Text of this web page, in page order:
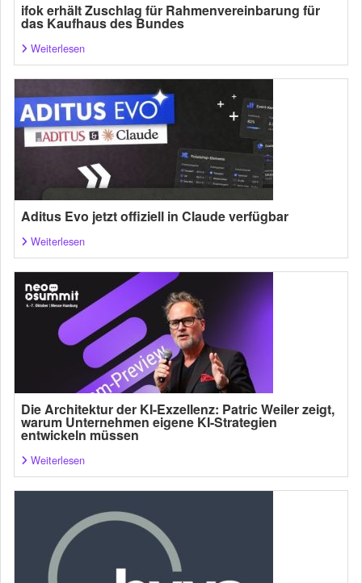
ifok erhält Zuschlag für Rahmenvereinbarung für
das Kaufhaus des Bundes
Weiterlesen
Aditus Evo jetzt offiziell in Claude verfügbar
Weiterlesen
Die Architektur der KI-Exzellenz: Patric Weiler zeigt,
warum Unternehmen eigene KI-Strategien
entwickeln müssen
Weiterlesen